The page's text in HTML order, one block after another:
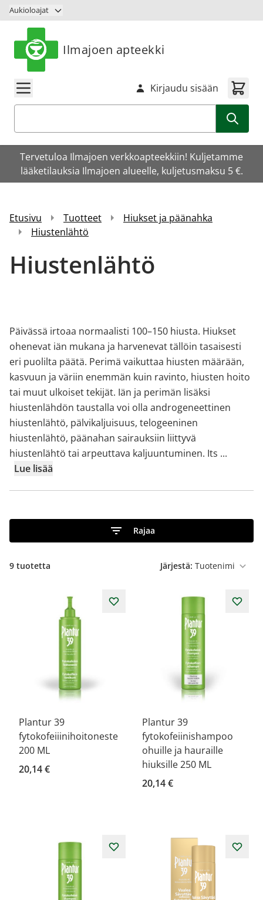
Siirry sisältöön
Aukioloajat
Ilmajoen apteekki
Kirjaudu sisään
Tervetuloa Ilmajoen verkkoapteekkiin! Kuljetamme
lääketilauksia Ilmajoen alueelle, kuljetusmaksu 5 €.
Etusivu Tuotteet
Hiukset ja päänahka
Hiustenlähtö
Hiustenlähtö
Päivässä irtoaa normaalisti 100–150 hiusta. Hiukset
ohenevat iän mukana ja harvenevat tällöin tasaisesti
eri puolilta päätä. Perimä vaikuttaa hiusten määrään,
kasvuun ja väriin enemmän kuin ravinto, hiusten hoito
tai muut ulkoiset tekijät. Iän ja perimän lisäksi
hiustenlähdön taustalla voi olla androgeneettinen
hiustenlähtö, pälvikaljuisuus, telogeeninen
hiustenlähtö, päänahan sairauksiin liittyvä
hiustenlähtö tai arpeuttava kaljuuntuminen. Its ...
Lue lisää
Rajaa
9 tuotetta Järjestä:
Plantur 39
fytokofeiiinihoitoneste
200 ML
20,14 €
Plantur 39
fytokofeiinishampoo
ohuille ja hauraille
hiuksille 250 ML
20,14 €